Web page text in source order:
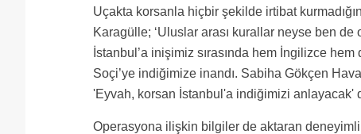
Uçakta korsanla hiçbir şekilde irtibat
Karagülle; ‘Uluslar arası kurallar neyse ben
İstanbul’a inişimiz sırasında hem İngilizce
Soçi’ye indiğimize inandı. Sabiha Gökçen
'Eyvah, korsan İstanbul'a indiğimizi anlayacak'
Operasyona ilişkin bilgiler de aktaran deneyimli